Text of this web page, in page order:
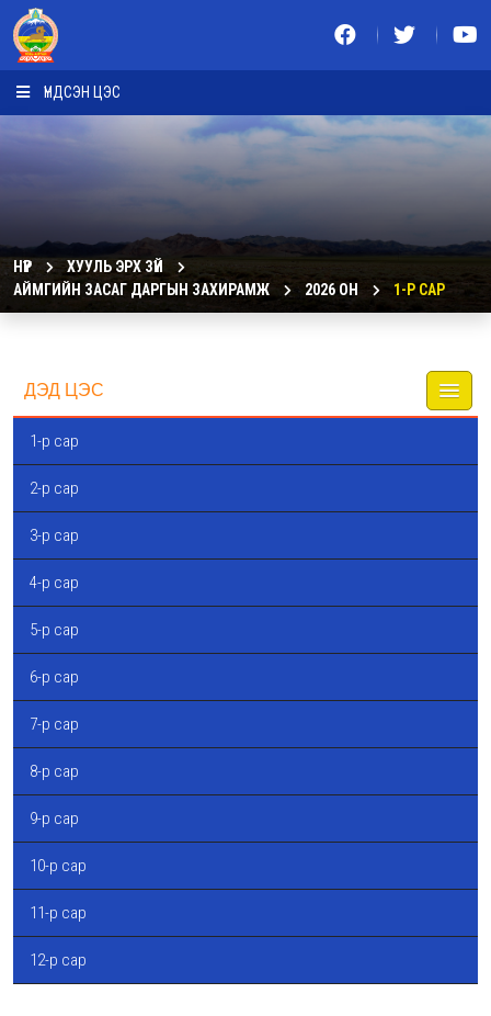
ҮНДСЭН ЦЭС
НҮҮР
ХУУЛЬ ЭРХ ЗҮЙ
АЙМГИЙН ЗАСАГ ДАРГЫН ЗАХИРАМЖ
2026 ОН 1-Р САР
ДЭД ЦЭС
1-р сар
2-р сар
3-р сар
4-р сар
5-р сар
6-р сар
7-р сар
8-р сар
9-р сар
10-р сар
11-р сар
12-р сар